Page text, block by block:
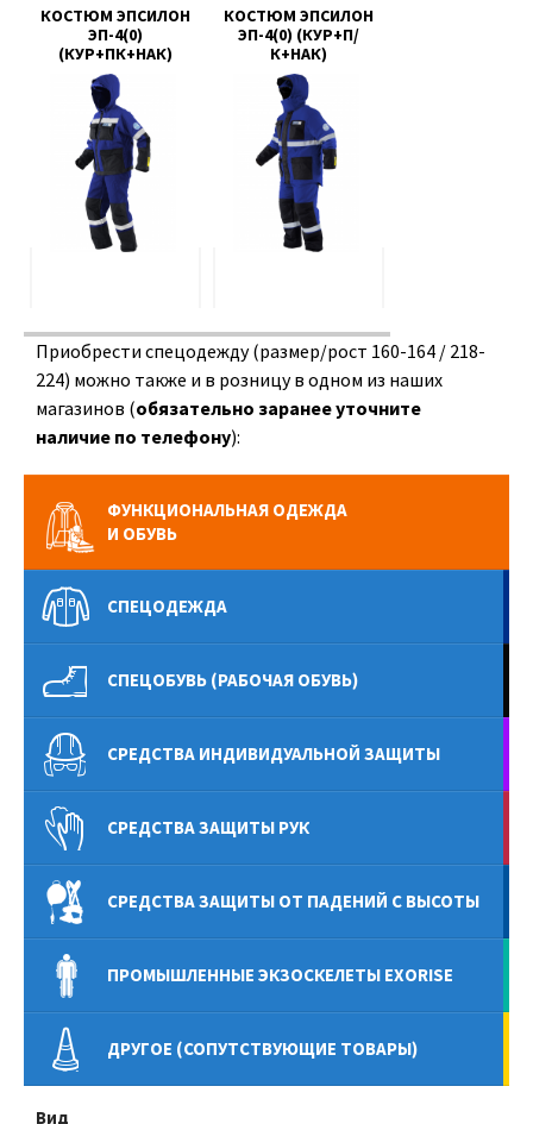
КОСТЮМ ЭПСИЛОН
ЭП-4(0)
(КУР+ПК+НАК)
КОСТЮМ ЭПСИЛОН
ЭП-4(0) (КУР+П/
К+НАК)
Приобрести спецодежду (размер/рост 160-164 / 218-
224) можно также и в розницу в одном из наших
магазинов (обязательно заранее уточните
наличие по телефону):
ФУНКЦИОНАЛЬНАЯ ОДЕЖДА
И ОБУВЬ
СПЕЦОДЕЖДА
СПЕЦОБУВЬ (РАБОЧАЯ ОБУВЬ)
СРЕДСТВА ИНДИВИДУАЛЬНОЙ ЗАЩИТЫ
СРЕДСТВА ЗАЩИТЫ РУК
СРЕДСТВА ЗАЩИТЫ ОТ ПАДЕНИЙ С ВЫСОТЫ
ПРОМЫШЛЕННЫЕ ЭКЗОСКЕЛЕТЫ EXORISE
ДРУГОЕ (СОПУТСТВУЮЩИЕ ТОВАРЫ)
Вид